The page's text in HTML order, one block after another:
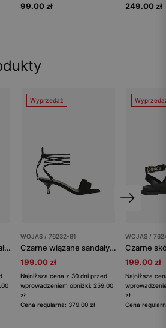
99.00 zł
249.00 zł
Czarne skórzane sandały damskie
Wyprzedaż
WOJAS / 76232-81
Czarne wiązane sandały na niskim obcasie
199.00 zł
Najniższa cena z 30 dni przed
wprowadzeniem obniżki: 259.00
zł
Cena regularna: 379.00 zł
WOJAS /
199.00 zł
Najniższa
zł
Cena